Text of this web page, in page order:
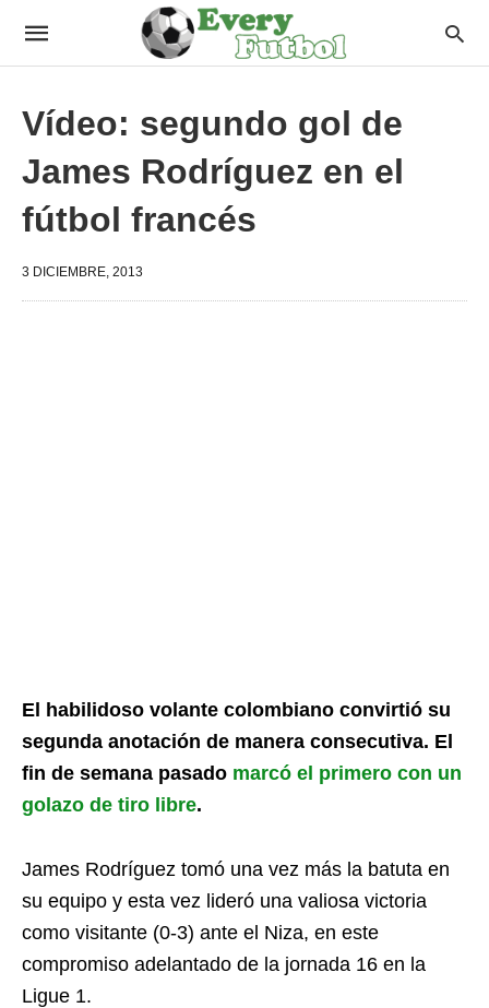
Vídeo: segundo gol de
James Rodríguez en el
fútbol francés
3 DICIEMBRE, 2013
El habilidoso volante colombiano convirtió su
segunda anotación de manera consecutiva. El
fin de semana pasado marcó el primero con un
golazo de tiro libre.
James Rodríguez tomó una vez más la batuta en
su equipo y esta vez lideró una valiosa victoria
como visitante (0-3) ante el Niza, en este
compromiso adelantado de la jornada 16 en la
Ligue 1.